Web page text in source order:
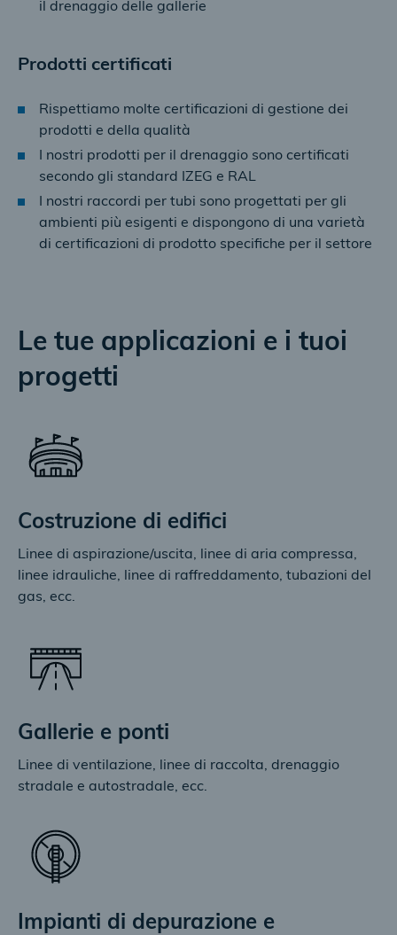
il drenaggio delle gallerie
Prodotti certificati
Rispettiamo molte certificazioni di gestione dei
prodotti e della qualità
I nostri prodotti per il drenaggio sono certificati
secondo gli standard IZEG e RAL
I nostri raccordi per tubi sono progettati per gli
ambienti più esigenti e dispongono di una varietà
di certificazioni di prodotto specifiche per il settore
Le tue applicazioni e i tuoi
progetti
Costruzione di edifici
Linee di aspirazione/uscita, linee di aria compressa,
linee idrauliche, linee di raffreddamento, tubazioni del
gas, ecc.
Gallerie e ponti
Linee di ventilazione, linee di raccolta, drenaggio
stradale e autostradale, ecc.
Impianti di depurazione e